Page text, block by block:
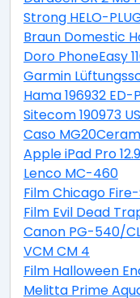
Strong HELO-
Braun Domestic
Doro PhoneEasy
Garmin
Hama 196932 ED-
Sitecom 190973
Caso
Apple iPad Pro
Lenco MC-460
Film Chicago
Film Evil Dead
Canon PG-540/
VCM CM 4
Film Halloween
Melitta Prime